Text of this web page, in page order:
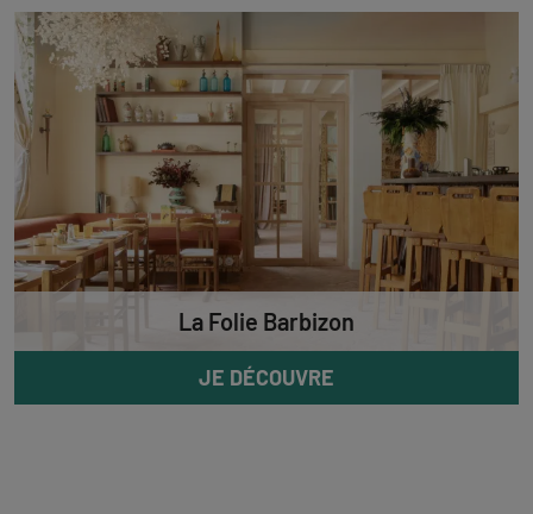
La Folie Barbizon
JE DÉCOUVRE